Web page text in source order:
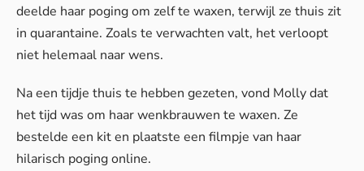
deelde haar poging om zelf te waxen, terwijl ze thuis zit
in quarantaine. Zoals te verwachten valt, het verloopt
niet helemaal naar wens.
Na een tijdje thuis te hebben gezeten, vond Molly dat
het tijd was om haar wenkbrauwen te waxen. Ze
bestelde een kit en plaatste een filmpje van haar
hilarisch poging online.